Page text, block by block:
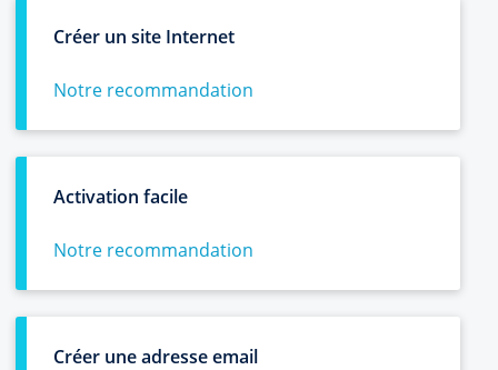
Créer un site Internet
Notre recommandation
Activation facile
Notre recommandation
Créer une adresse email